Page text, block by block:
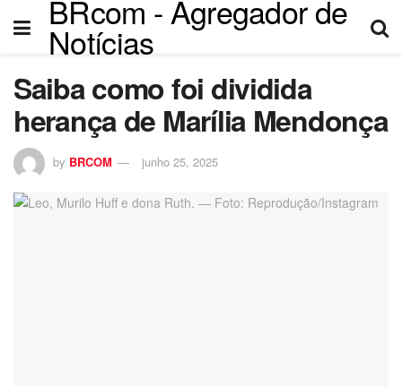
BRcom - Agregador de
Notícias
Saiba como foi dividida
herança de Marília Mendonça
by BRCOM junho 25, 2025